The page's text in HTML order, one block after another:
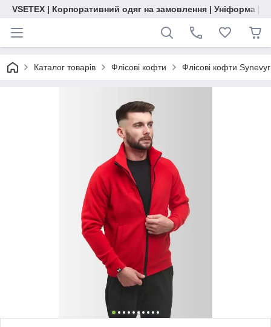
VSETEX | Корпоративний одяг на замовлення | Уніформа |
Каталог товарів Флісові кофти Флісові кофти